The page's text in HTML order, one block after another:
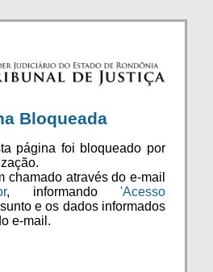
Bloqueada
página foi bloqueado por
chamado através do e-mail
, informando 'Acesso
e os dados informados
e-mail.